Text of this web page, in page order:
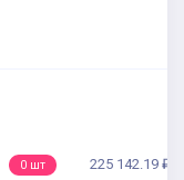
0 шт 225 142.19 ₽